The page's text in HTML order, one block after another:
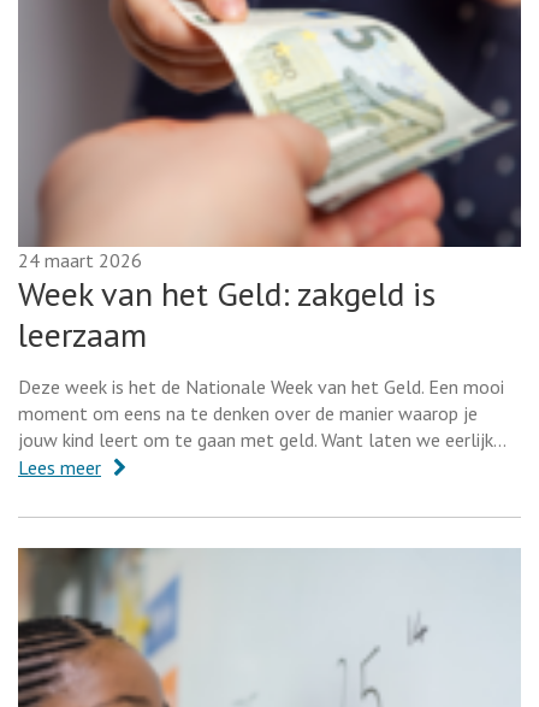
Week van het Geld: zakgeld is
leerzaam
24 maart 2026
Deze week is het de Nationale Week van het Geld. Een mooi
moment om eens na te denken over de manier waarop je
jouw kind leert om te gaan met geld. Want laten we eerlijk…
Lees meer